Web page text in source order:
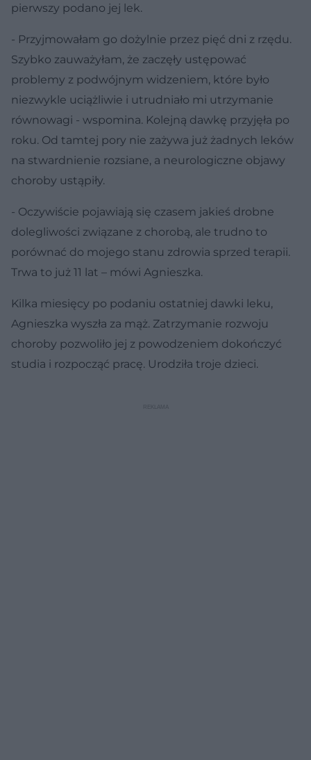
pierwszy podano jej lek.
- Przyjmowałam go dożylnie przez pięć dni z rzędu.
Szybko zauważyłam, że zaczęły ustępować
problemy z podwójnym widzeniem, które było
niezwykle uciążliwie i utrudniało mi utrzymanie
równowagi - wspomina. Kolejną dawkę przyjęła po
roku. Od tamtej pory nie zażywa już żadnych leków
na stwardnienie rozsiane, a neurologiczne objawy
choroby ustąpiły.
- Oczywiście pojawiają się czasem jakieś drobne
dolegliwości związane z chorobą, ale trudno to
porównać do mojego stanu zdrowia sprzed terapii.
Trwa to już 11 lat – mówi Agnieszka.
Kilka miesięcy po podaniu ostatniej dawki leku,
Agnieszka wyszła za mąż. Zatrzymanie rozwoju
choroby pozwoliło jej z powodzeniem dokończyć
studia i rozpocząć pracę. Urodziła troje dzieci.